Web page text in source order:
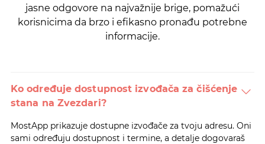
jasne odgovore na najvažnije brige, pomažući
korisnicima da brzo i efikasno pronađu potrebne
informacije.
Ko određuje dostupnost izvođača za čišćenje
stana na Zvezdari?
MostApp prikazuje dostupne izvođače za tvoju adresu. Oni
sami određuju dostupnost i termine, a detalje dogovaraš